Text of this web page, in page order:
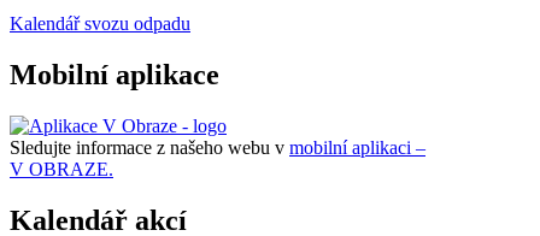
Kalendář svozu odpadu
Mobilní aplikace
Sledujte informace z našeho webu v mobilní aplikaci –
V OBRAZE.
Kalendář akcí